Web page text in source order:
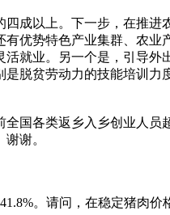
成以上。下一步，在推
优势特色产业集群、农
就业。另一个是，引导
脱贫劳动力的技能培训
国各类返乡入乡创业人
谢。
。请问，在稳定猪肉